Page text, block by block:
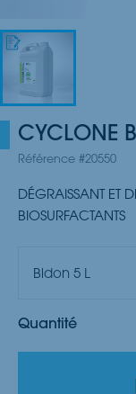
CYCLONE
Référence #20550
DÉGRAISSANT ET
BIOSURFACTANTS
Bidon 5 L
Quantité